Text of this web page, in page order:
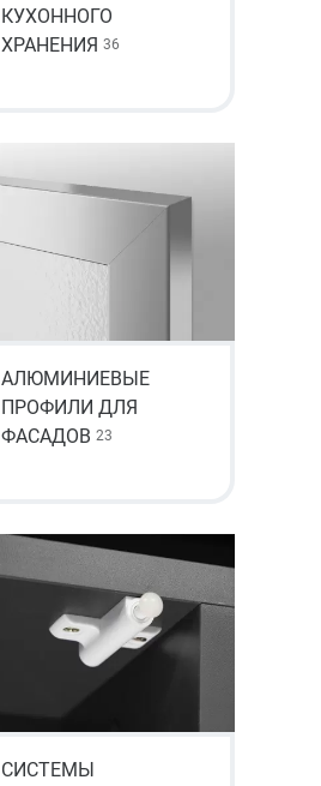
КУХОННОГО
ХРАНЕНИЯ 36
АЛЮМИНИЕВЫЕ
ПРОФИЛИ ДЛЯ
ФАСАДОВ 23
СИСТЕМЫ